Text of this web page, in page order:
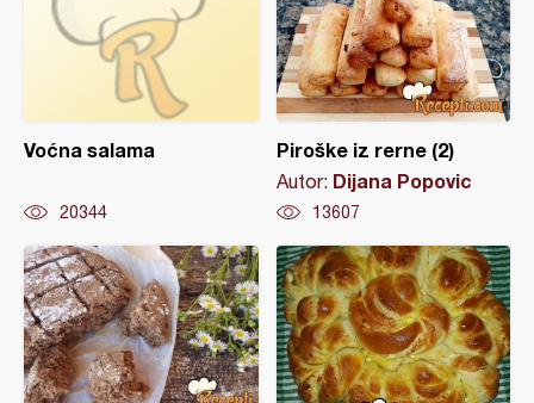
Voćna salama
20344
Piroške iz rerne (2)
Autor: Dijana Popovic
13607